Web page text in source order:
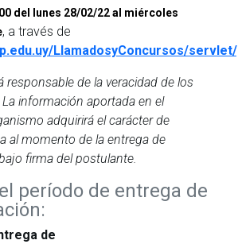
del lunes 28/02/22 al miércoles
, a través de
LlamadosyConcursos/
responsable de la veracidad de los
información aportada en el
adquirirá el carácter de
al momento de la entrega de
firma del postulante.
período de entrega de
de